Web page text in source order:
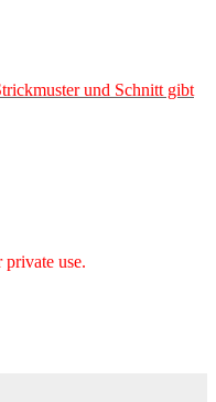
und Schnitt gibt
use.